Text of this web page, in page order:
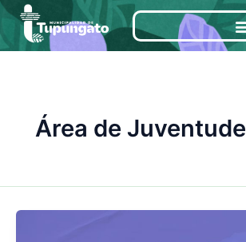
Ir
contenido
Área de